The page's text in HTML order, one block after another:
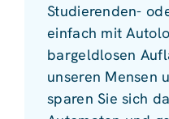
Studierenden-
einfach mit
bargeldlosen
unseren Mensen
sparen Sie sich